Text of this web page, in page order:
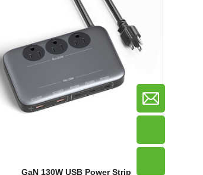
GaN 130W USB Power Strip